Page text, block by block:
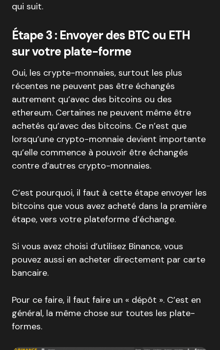
qui suit.
Étape 3 : Envoyer des BTC ou ETH
sur votre plate-forme
Oui, les crypte-monnaies, surtout les plus
récentes ne peuvent pas être échangés
autrement qu’avec des bitcoins ou des
ethereum. Certaines ne peuvent même être
achetés qu’avec des bitcoins. Ce n’est que
lorsqu’une crypto-monnaie devient importante
qu’elle commence à pouvoir être échangés
contre d’autres crypto-monnaies.
C’est pourquoi, il faut à cette étape envoyer les
bitcoins que vous avez acheté dans la première
étape, vers votre plateforme d’échange.
Si vous avez choisi d’utilisez Binance, vous
pouvez aussi en acheter directement par carte
bancaire.
Pour ce faire, il faut faire un « dépôt ». C’est en
général, la même chose sur toutes les plate-
formes.